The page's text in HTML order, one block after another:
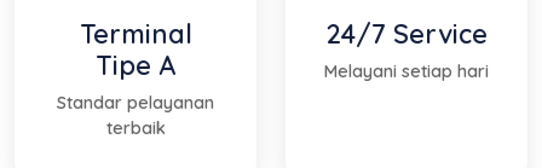
Terminal
Tipe A
Standar pelayanan
terbaik
24/7 Service
Melayani setiap hari